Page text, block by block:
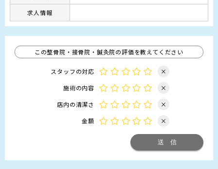
求人情報
この整骨院・接骨院・鍼灸院の評価を教えてください
スタッフの対応
×
施術の内容
×
店内の清潔さ
×
金額
×